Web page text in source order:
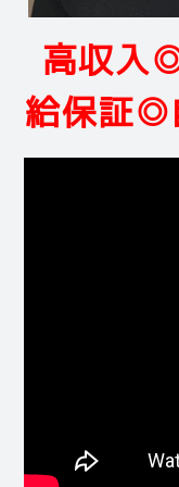
高収入
給保証◎